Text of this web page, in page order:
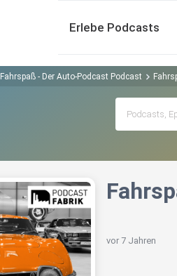
Erlebe Podcasts
Fahrspaß - Der Auto-Podcast Podcast
vor 7 Jahren